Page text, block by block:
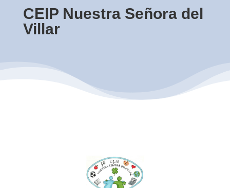
CEIP Nuestra Señora del
Villar